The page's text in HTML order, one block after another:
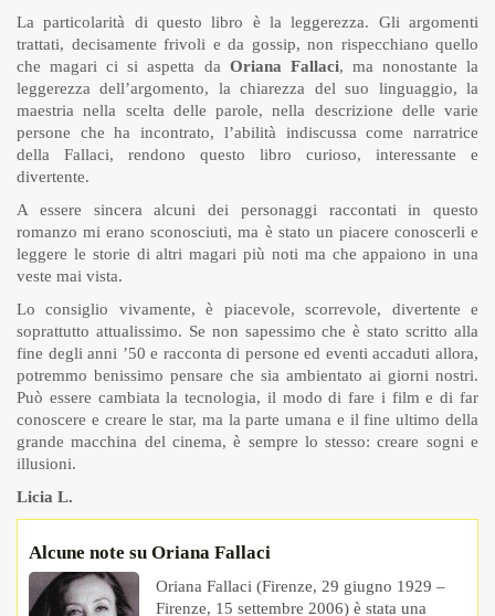
La particolarità di questo libro è la leggerezza. Gli argomenti
trattati, decisamente frivoli e da gossip, non rispecchiano quello
che magari ci si aspetta da Oriana Fallaci, ma nonostante la
leggerezza dell’argomento, la chiarezza del suo linguaggio, la
maestria nella scelta delle parole, nella descrizione delle varie
persone che ha incontrato, l’abilità indiscussa come narratrice
della Fallaci, rendono questo libro curioso, interessante e
divertente.
A essere sincera alcuni dei personaggi raccontati in questo
romanzo mi erano sconosciuti, ma è stato un piacere conoscerli e
leggere le storie di altri magari più noti ma che appaiono in una
veste mai vista.
Lo consiglio vivamente, è piacevole, scorrevole, divertente e
soprattutto attualissimo. Se non sapessimo che è stato scritto alla
fine degli anni ’50 e racconta di persone ed eventi accaduti allora,
potremmo benissimo pensare che sia ambientato ai giorni nostri.
Può essere cambiata la tecnologia, il modo di fare i film e di far
conoscere e creare le star, ma la parte umana e il fine ultimo della
grande macchina del cinema, è sempre lo stesso: creare sogni e
illusioni.
Licia L.
Alcune note su Oriana Fallaci
Oriana Fallaci (Firenze, 29 giugno 1929 –
Firenze, 15 settembre 2006) è stata una